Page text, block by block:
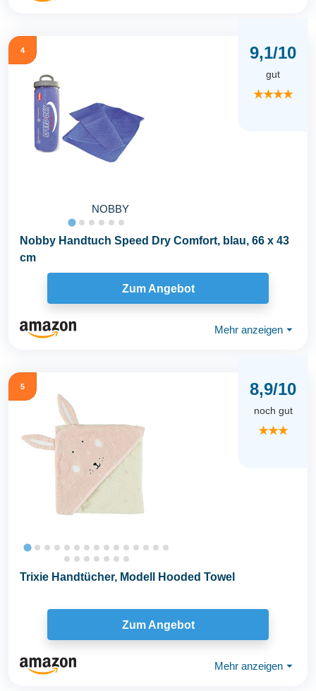
4
NOBBY
9,1/10
gut
★★★★
Nobby Handtuch Speed Dry Comfort, blau, 66 x 43
cm
Zum Angebot
Mehr anzeigen ⏷
5 8,9/10
noch gut
★★★
Trixie Handtücher, Modell Hooded Towel
Zum Angebot
Mehr anzeigen ⏷